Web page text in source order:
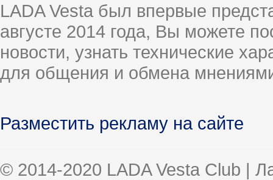
LADA Vesta был впервые
августе 2014 года, Вы можете
новости, узнать технические
для общения и обмена
Разместить рекламу на сайте
© 2014-2020 LADA Vesta Club |